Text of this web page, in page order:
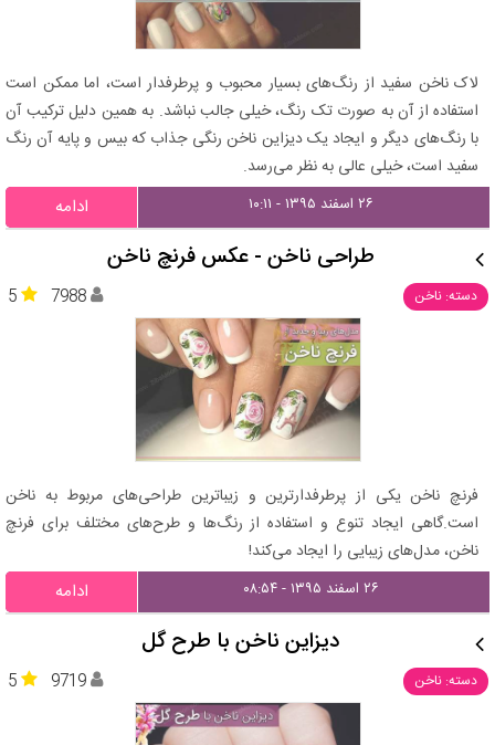
لاک ناخن سفید از رنگ‌های بسیار محبوب و پرطرفدار است، اما ممکن است
استفاده از آن به صورت تک رنگ، خیلی جالب نباشد. به همین دلیل ترکیب آن
با رنگ‌های دیگر و ایجاد یک دیزاین ناخن رنگی جذاب که بیس و پایه آن رنگ
سفید است، خیلی عالی به نظر می‌رسد.
۲۶ اسفند ۱۳۹۵ - ۱۰:۱۱ ادامه
طراحی ناخن - عکس فرنچ ناخن
دسته: ناخن 5 7988
فرنچ ناخن یکی از پرطرفدارترین و زیباترین طراحی‌های مربوط به ناخن
است.گاهی ایجاد تنوع و استفاده از رنگ‌ها و طرح‌های مختلف برای فرنچ
ناخن، مدل‌های زیبایی را ایجاد می‌کند!
۲۶ اسفند ۱۳۹۵ - ۰۸:۵۴ ادامه
دیزاین ناخن با طرح گل
دسته: ناخن 5 9719